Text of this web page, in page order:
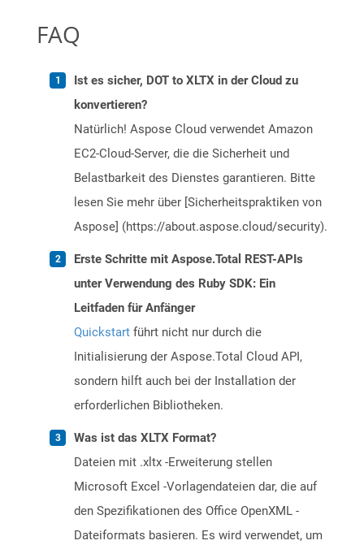
FAQ
Ist es sicher, DOT to XLTX in der Cloud zu
konvertieren?
Natürlich! Aspose Cloud verwendet Amazon
EC2-Cloud-Server, die die Sicherheit und
Belastbarkeit des Dienstes garantieren. Bitte
lesen Sie mehr über [Sicherheitspraktiken von
Aspose] (https://about.aspose.cloud/security).
Erste Schritte mit Aspose.Total REST-APIs
unter Verwendung des Ruby SDK: Ein
Leitfaden für Anfänger
Quickstart führt nicht nur durch die
Initialisierung der Aspose.Total Cloud API,
sondern hilft auch bei der Installation der
erforderlichen Bibliotheken.
Was ist das XLTX Format?
Dateien mit .xltx -Erweiterung stellen
Microsoft Excel -Vorlagendateien dar, die auf
den Spezifikationen des Office OpenXML -
Dateiformats basieren. Es wird verwendet, um